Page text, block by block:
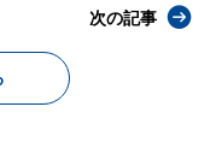
次の記事